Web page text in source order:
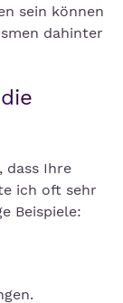
sein können
dahinter
dass Ihre
ich oft sehr
Beispiele: